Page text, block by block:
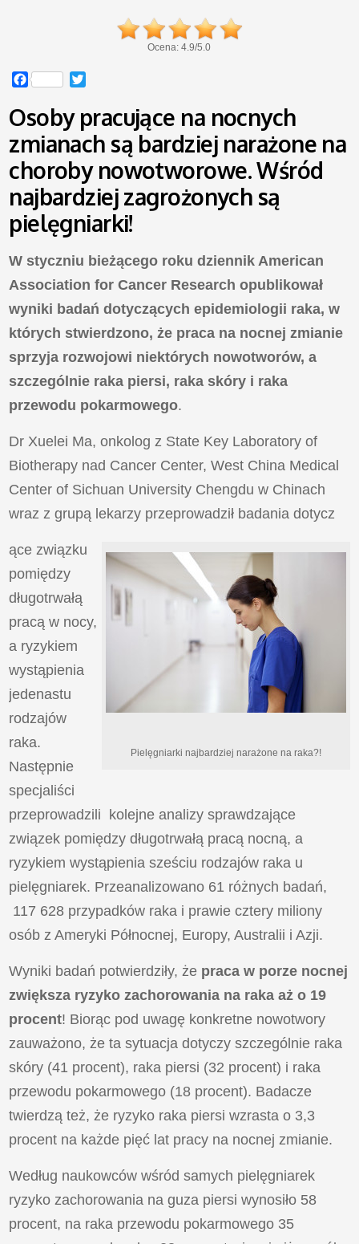
Ocena:4.9/5.0
Facebook
Osoby pracujące na nocnych
zmianach są bardziej narażone na
choroby nowotworowe. Wśród
najbardziej zagrożonych są
pielęgniarki!
W styczniu bieżącego roku dziennik American
Association for Cancer Research opublikował
wyniki badań dotyczących epidemiologii raka, w
których stwierdzono, że praca na nocnej zmianie
sprzyja rozwojowi niektórych nowotworów, a
szczególnie raka piersi, raka skóry i raka
przewodu pokarmowego.
Dr Xuelei Ma, onkolog z State Key Laboratory of
Biotherapy nad Cancer Center, West China Medical
Center of Sichuan University Chengdu w Chinach
wraz z grupą lekarzy przeprowadził badania dotycz
Pielęgniarki najbardziej narażone na raka?!
ące związku
pomiędzy
długotrwałą
pracą w nocy,
a ryzykiem
wystąpienia
jedenastu
rodzajów
raka.
Następnie
specjaliści
przeprowadzili kolejne analizy sprawdzające
związek pomiędzy długotrwałą pracą nocną, a
ryzykiem wystąpienia sześciu rodzajów raka u
pielęgniarek. Przeanalizowano 61 różnych badań,
117 628 przypadków raka i prawie cztery miliony
osób z Ameryki Północnej, Europy, Australii i Azji.
Wyniki badań potwierdziły, że praca w porze nocnej
zwiększa ryzyko zachorowania na raka aż o 19
procent! Biorąc pod uwagę konkretne nowotwory
zauważono, że ta sytuacja dotyczy szczególnie raka
skóry (41 procent), raka piersi (32 procent) i raka
przewodu pokarmowego (18 procent). Badacze
twierdzą też, że ryzyko raka piersi wzrasta o 3,3
procent na każde pięć lat pracy na nocnej zmianie.
Według naukowców wśród samych pielęgniarek
ryzyko zachorowania na guza piersi wynosiło 58
procent, na raka przewodu pokarmowego 35